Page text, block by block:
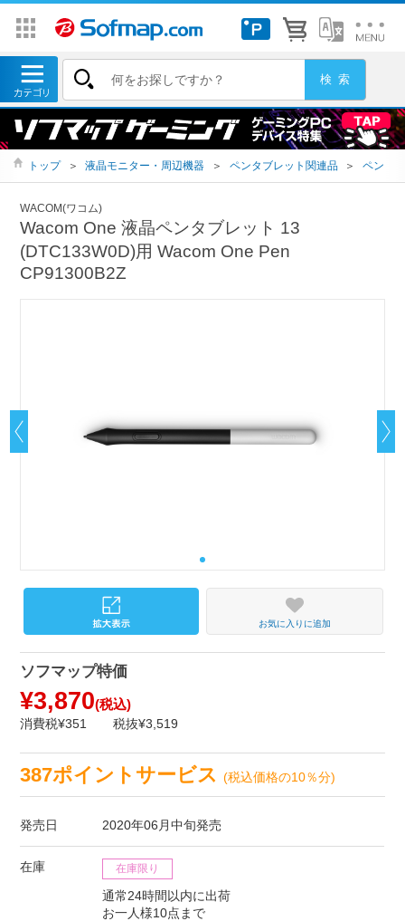
トップ ＞ 液晶モニター・周辺機器 ＞ ペンタブレット関連品 ＞ ペン
WACOM(ワコム)
Wacom One 液晶ペンタブレット 13
(DTC133W0D)用 Wacom One Pen
CP91300B2Z
お気に入りに追加
ソフマップ特価
¥3,870(税込)
消費税¥351 税抜¥3,519
387ポイントサービス(税込価格の10％分)
発売日 2020年06月中旬発売
在庫 在庫限り
通常24時間以内に出荷
お一人様10点まで